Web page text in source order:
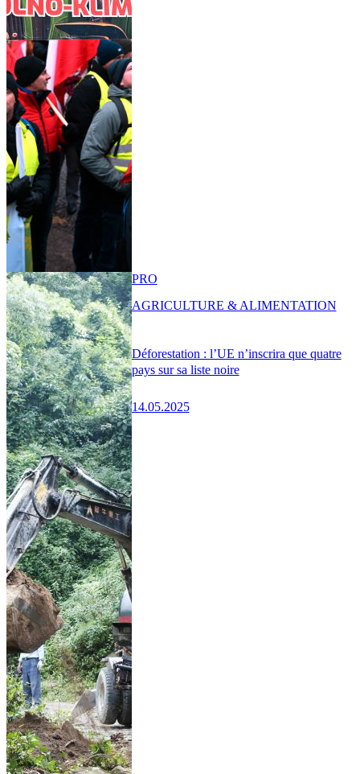
Déforestation : l’UE n’inscrira que quatre
pays sur sa liste noire
14.05.2025
PRO
AGRICULTURE & ALIMENTATION